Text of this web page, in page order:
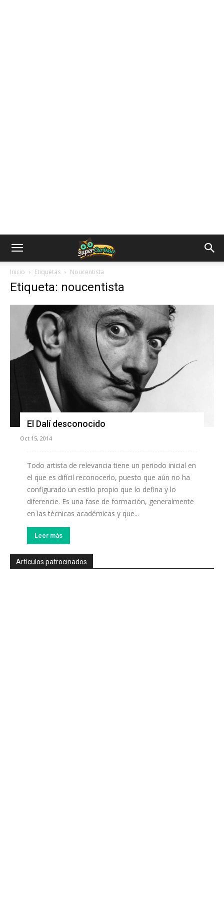
Inicio Etiquetas Noucentista
Etiqueta: noucentista
El Dalí desconocido
Oct 15, 2014
Todo artista de relevancia tiene un periodo inicial en
el que es difícil reconocerlo, puesto que aún no ha
configurado un estilo propio que lo defina y lo
diferencie. Es una fase de formación, generalmente
en las técnicas académicas y que...
Leer más
Artículos patrocinados